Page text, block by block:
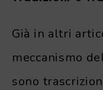
Già in altri
meccanismo
sono